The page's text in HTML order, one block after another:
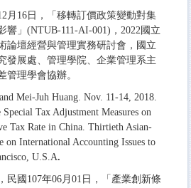
月16日，「移轉訂價政策變動對集
響」(NTUB-111-AI-001)，2022國立
論壇經營與管理實務研討會，國立
發展處、管理學院、企業管理系主
管理學會協辦。
and Mei-Juh Huang. Nov. 11-14, 2018.
Tax Adjustment Measures on
Tax Rate in China. Thirtieth Asian-
on International Accounting Issues to
U.S.A.
，民國107年06月01日，「產業創新條